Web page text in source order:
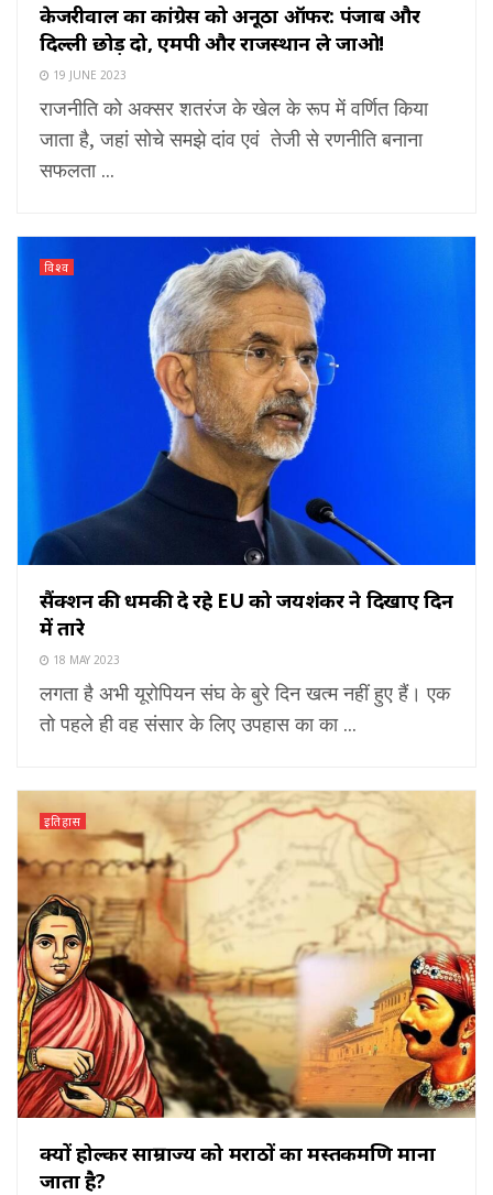
केजरीवाल का कांग्रेस को अनूठा ऑफर: पंजाब और
दिल्ली छोड़ दो, एमपी और राजस्थान ले जाओ!
19 JUNE 2023
राजनीति को अक्सर शतरंज के खेल के रूप में वर्णित किया
जाता है, जहां सोचे समझे दांव एवं तेजी से रणनीति बनाना
सफलता ...
विश्व
सैंक्शन की धमकी दे रहे EU को जयशंकर ने दिखाए दिन
में तारे
18 MAY 2023
लगता है अभी यूरोपियन संघ के बुरे दिन खत्म नहीं हुए हैं। एक
तो पहले ही वह संसार के लिए उपहास का का ...
इतिहास
क्यों होल्कर साम्राज्य को मराठों का मस्तकमणि माना
जाता है?